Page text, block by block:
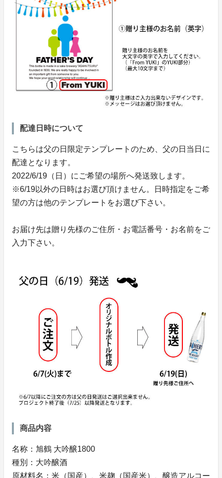
配達日時について
こちらは父の日限定テンプレートのため、父の日当日に
配達となります。
2022/6/19（日）にご希望の場所へ発送致します。
※6/19以外の日時はお選び頂けません。日時指定をご希
望の方は他のテンプレートをお選び下さい。
お届け先は贈り先様のご住所・お電話番号・お名前をご
入力下さい。
商品内容
名称：旭鶴 大吟醸1800
種別：大吟醸酒
原材料名：米（国産）、米麹（国産米）、醸造アルコー